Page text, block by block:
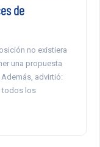
de
no existiera
una propuesta
advirtió:
todos los